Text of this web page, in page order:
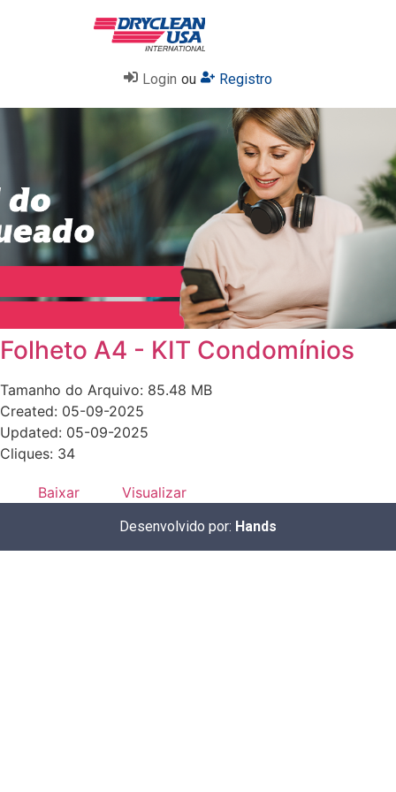
Login ou Registro
Folheto A4 - KIT Condomínios
Tamanho do Arquivo: 85.48 MB
Created: 05-09-2025
Updated: 05-09-2025
Cliques: 34
Baixar Visualizar
Desenvolvido por: Hands